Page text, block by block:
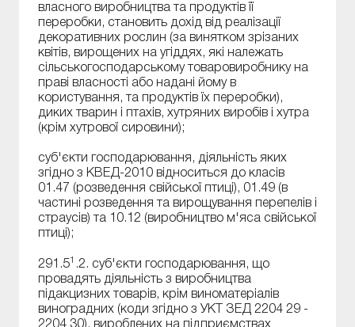
власного виробництва та продуктів її
переробки, становить дохід від реалізації
декоративних рослин (за винятком зрізаних
квітів, вирощених на угіддях, які належать
сільськогосподарському товаровиробнику на
праві власності або надані йому в
користування, та продуктів їх переробки),
диких тварин і птахів, хутряних виробів і хутра
(крім хутрової сировини);
суб'єкти господарювання, діяльність яких
згідно з КВЕД-2010 відноситься до класів
01.47 (розведення свійської птиці), 01.49 (в
частині розведення та вирощування перепелів і
страусів) та 10.12 (виробництво м'яса свійської
птиці);
291.51 .2. суб'єкти господарювання, що
провадять діяльність з виробництва
підакцизних товарів, крім виноматеріалів
виноградних (коди згідно з УКТ ЗЕД 2204 29 -
2204 30), вироблених на підприємствах